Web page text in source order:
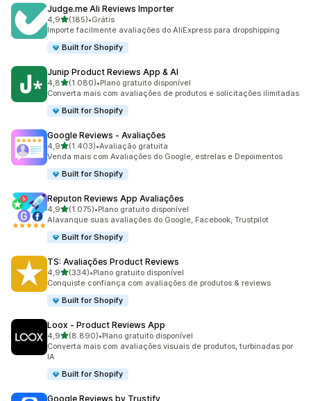
Judge.me Ali Reviews Importer
4,9de 5 estrelas
(185)
185 avaliações ao todo
•Grátis
Importe facilmente avaliações do AliExpress para dropshipping
Built for Shopify
Junip Product Reviews App & AI
4,8de 5 estrelas
(1.080)
1080 avaliações ao todo
•Plano gratuito disponível
Converta mais com avaliações de produtos e solicitações ilimitadas
Built for Shopify
Google Reviews ‑ Avaliações
4,9de 5 estrelas
(1.403)
1403 avaliações ao todo
•Avaliação gratuita
Venda mais com Avaliações do Google, estrelas e Depoimentos
Built for Shopify
Reputon Reviews App Avaliações
4,9de 5 estrelas
(1.075)
1075 avaliações ao todo
•Plano gratuito disponível
Alavanque suas avaliações do Google, Facebook, Trustpilot
Built for Shopify
TS: Avaliações Product Reviews
4,9de 5 estrelas
(334)
334 avaliações ao todo
•Plano gratuito disponível
Conquiste confiança com avaliações de produtos & reviews
Built for Shopify
Loox ‑ Product Reviews App
4,9de 5 estrelas
(8.890)
8890 avaliações ao todo
•Plano gratuito disponível
Converta mais com avaliações visuais de produtos, turbinadas por
IA
Built for Shopify
Google Reviews by Trustify